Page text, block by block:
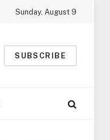
Sunday, August 9
SUBSCRIBE